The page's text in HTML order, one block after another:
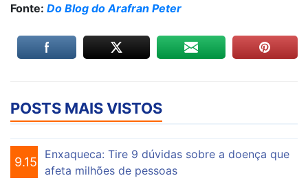
Fonte: Do Blog do Arafran Peter
POSTS MAIS VISTOS
9.159
Enxaqueca: Tire 9 dúvidas sobre a doença que
afeta milhões de pessoas